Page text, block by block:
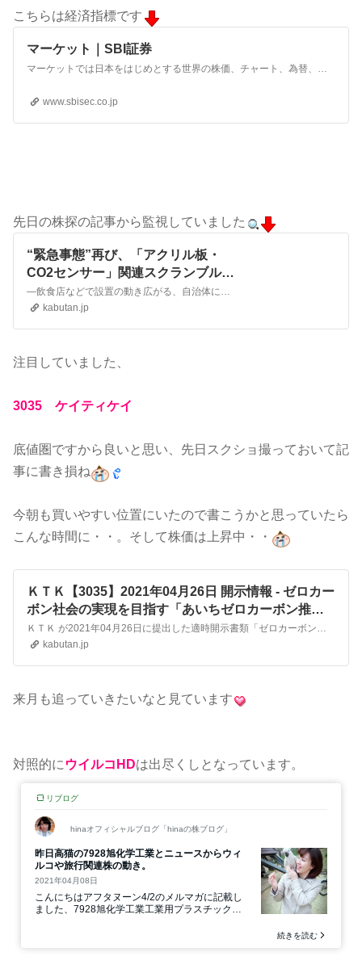
こちらは経済指標です
マーケット｜SBI証券
マーケットでは日本をはじめとする世界の株価、チャート、為替、指数、金利のほか、いま投資家に人気の銘柄をご紹介するランキングも配信しています。また経済イベントや企業の決算発表スケジュール、レポート、ニュースなど初心者にも分かりやすい投資情報を掲載しています。
www.sbisec.co.jp
先日の株探の記事から監視していました
“緊急事態”再び、「アクリル板・
CO2センサー」関連スクランブル発
進へ ＜株探トップ特集＞ | 特集 - 株
探ニュース
―飲食店などで設置の動き広がる、自治体による補助金制度も普及の後押しに― 新型コロナウイルスの感染者数増加に歯止めがかからない状況が続いている。感染が急拡大している大阪府は２０日に、緊急事態宣言の発令を政府に要請することを決めた・・・。
kabutan.jp
注目していました、
3035 ケイティケイ
底値圏ですから良いと思い、先日スクショ撮っておいて記
事に書き損ね
今朝も買いやすい位置にいたので書こうかと思っていたら
こんな時間に・・。そして株価は上昇中・・
ＫＴＫ【3035】2021年04月26日 開示情報 - ゼロカー
ボン社会の実現を目指す「あいちゼロカーボン推進
協議会」への参加について
ＫＴＫ が2021年04月26日に提出した適時開示書類「ゼロカーボン社会の実現を目指す「あいちゼロカーボン推進協議会」への参加について」のPDFファイルです。
kabutan.jp
来月も追っていきたいなと見ています
対照的に ウイルコHDは出尽くしとなっています。